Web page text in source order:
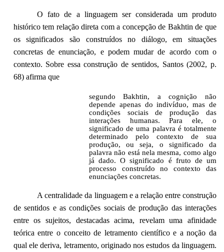
O fato de a linguagem ser considerada um produto
histórico tem relação direta com a concepção de Bakhtin de que
os significados são construídos no diálogo, em situações
concretas de enunciação, e podem mudar de acordo com o
contexto. Sobre essa construção de sentidos, Santos (2002, p.
68) afirma que
segundo Bakhtin, a cognição não
depende apenas do indivíduo, mas de
condições sociais de produção das
interações humanas. Para ele, o
significado de uma palavra é totalmente
determinado pelo contexto de sua
produção, ou seja, o significado da
palavra não está nela mesma, como algo
já dado. O significado é fruto de um
processo construído no contexto das
enunciações concretas.
A centralidade da linguagem e a relação entre construção
de sentidos e as condições sociais de produção das interações
entre os sujeitos, destacadas acima, revelam uma afinidade
teórica entre o conceito de letramento científico e a noção da
qual ele deriva, letramento, originado nos estudos da linguagem.